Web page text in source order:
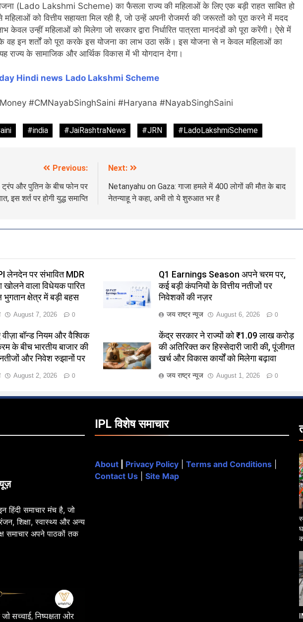
योजना (Lado Lakshmi Scheme) का फैसला राज्य की महिलाओं के लिए एक बड़ी राहत साबित हो
को वित्तीय सहायता मिल रही है, जो उन्हें अपनी रोजमर्रा की जरूरतों को पूरा करने में मदद
केवल उन्हीं महिलाओं को मिलेगा जो सरकार द्वारा निर्धारित पात्रता मानदंडों को पूरा करेंगी। ऐसे में
वह इन शर्तों को पूरा करके इस योजना का लाभ उठा सकें। इस योजना से न केवल महिलाओं का
राज्य के सामाजिक और आर्थिक विकास में भी योगदान देगा।
Hindi news Lado Lakshmi Scheme
#CMNayabSinghSaini #Haryana #NayabSinghSaini
#india #JaiRashtraNews #JRN #LadoLakshmiScheme
Previous:
और पुतिन के बीच फोन पर
इस शर्त पर होगी युद्ध समाप्ति
Next:
Netanyahu on Gaza: गाजा हमले में 400 लोगों की मौत के बाद
नेतन्याहू ने कहा, अभी तो ये शुरुआत भर है
लेनदेन पर संभावित MDR
खोलने वाला विधेयक पारित
भुगतान क्षेत्र में बड़ी बहस
August 7, 2026 0
Q1 Earnings Season अपने चरम पर,
कई बड़ी कंपनियों के वित्तीय नतीजों पर
निवेशकों की नज़र
जय राष्ट्र न्यूज August 6, 2026 0
बॉन्ड नियम और वैश्विक
के बीच भारतीय बाजार की
और निवेश रुझानों पर
August 2, 2026 0
केंद्र सरकार ने राज्यों को ₹1.09 लाख करोड़
की अतिरिक्त कर हिस्सेदारी जारी की, पूंजीगत
खर्च और विकास कार्यों को मिलेगा बढ़ावा
जय राष्ट्र न्यूज August 1, 2026 0
हिंदी समाचार मंच है, जो
शिक्षा, स्वास्थ्य और अन्य
समाचार अपने पाठकों तक
IPL विशेष समाचार
About Privacy Policy Terms and Conditions
Contact Us
Site Map